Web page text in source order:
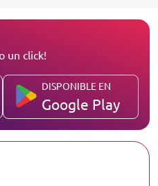
un click!
DISPONIBLE EN
Google Play